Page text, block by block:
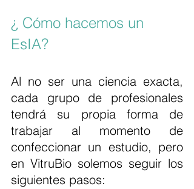
¿ Cómo hacemos un
EsIA?
Al no ser una ciencia exacta,
cada grupo de profesionales
tendrá su propia forma de
trabajar al momento de
confeccionar un estudio, pero
en VitruBio solemos seguir los
siguientes pasos: